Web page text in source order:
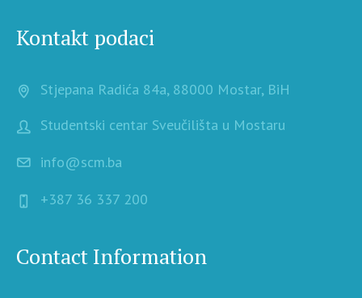
Kontakt podaci
Stjepana Radića 84a, 88000 Mostar, BiH
Studentski centar Sveučilišta u Mostaru
info@scm.ba
+387 36 337 200
Contact Information